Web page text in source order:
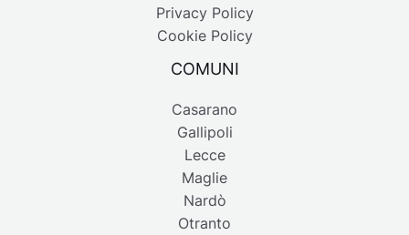
Privacy Policy
Cookie Policy
COMUNI
Casarano
Gallipoli
Lecce
Maglie
Nardò
Otranto